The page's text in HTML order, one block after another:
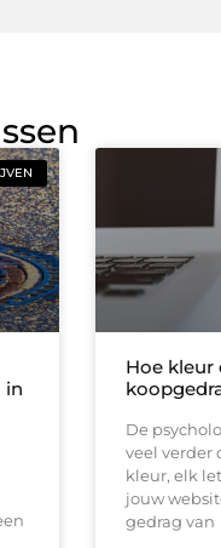
in
Hoe kleur
De
veel verder
kleur, elk
jouw
gedrag van